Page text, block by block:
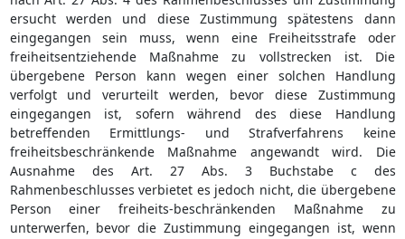
ersucht werden und diese Zustimmung spätestens dann
eingegangen sein muss, wenn eine Freiheitsstrafe oder
freiheitsentziehende Maßnahme zu vollstrecken ist. Die
übergebene Person kann wegen einer solchen Handlung
verfolgt und verurteilt werden, bevor diese Zustimmung
eingegangen ist, sofern während des diese Handlung
betreffenden Ermittlungs- und Strafverfahrens keine
freiheitsbeschränkende Maßnahme angewandt wird. Die
Ausnahme des Art. 27 Abs. 3 Buchstabe c des
Rahmenbeschlusses verbietet es jedoch nicht, die übergebene
Person einer freiheits-beschränkenden Maßnahme zu
unterwerfen, bevor die Zustimmung eingegangen ist, wenn